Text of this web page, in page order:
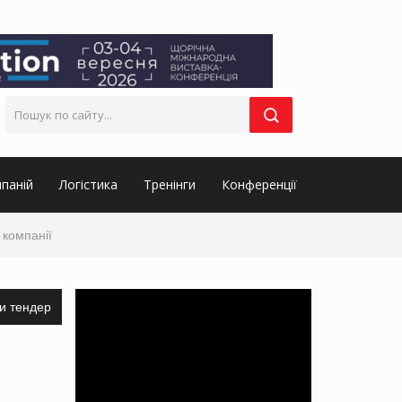
Логістика Тренінги Конференції
тендер